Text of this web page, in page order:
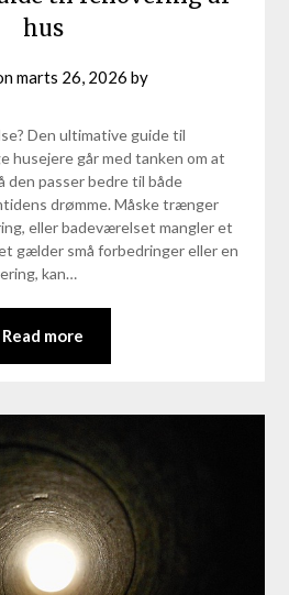
hus
marts 26, 2026 by
Den ultimative guide til
husejere går med tanken om at
den passer bedre til både
drømme. Måske trænger
eller badeværelset mangler et
gælder små forbedringer eller en
kan…
Read more